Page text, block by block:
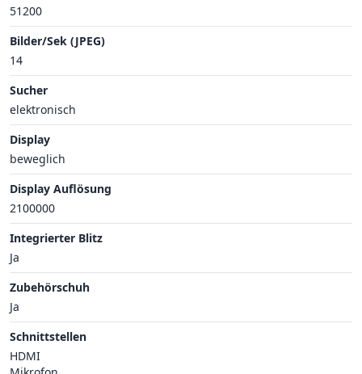
51200
Bilder/Sek (JPEG)
14
Sucher
elektronisch
Display
beweglich
Display Auflösung
2100000
Integrierter Blitz
Ja
Zubehörschuh
Ja
Schnittstellen
HDMI